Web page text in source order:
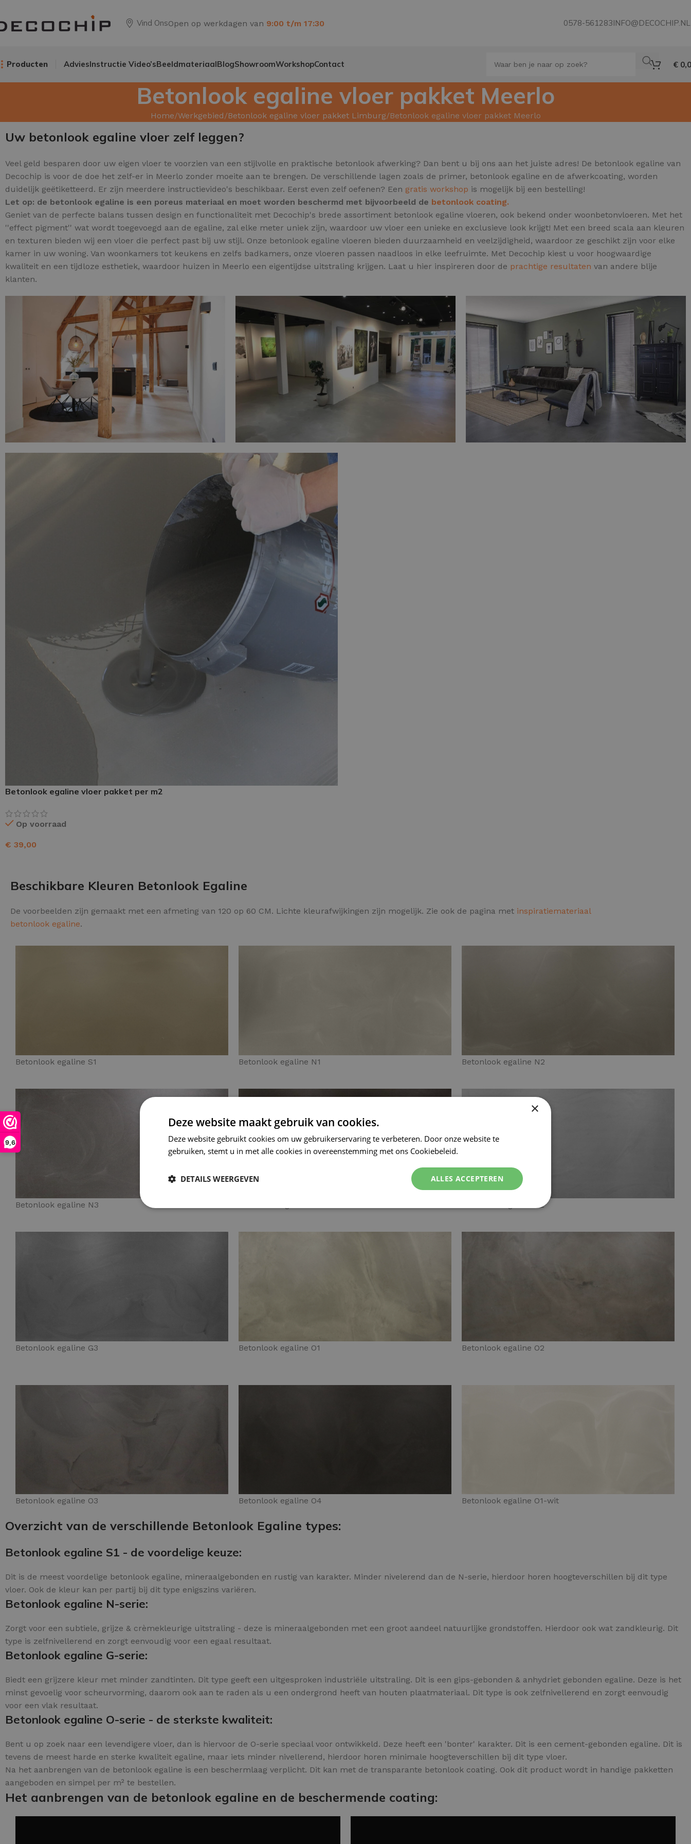
9,6
Vind OnsOpen op werkdagen van 9:00 t/m 17:30 0578-561283INFO@DECOCHIP.NL
Producten
Impregneer snel
Tegelprimer
Schraaplaag PU
EPOXY GIETVLOER
Gietvloer bedrijfsruimte
Gietvloer garage
Toplaag transparant
Toplaag anti-slip
Budget toplaag
Toplaag in kleur
AdviesInstructie Video’sBeeldmateriaalBlogShowroomWorkshopContact €
Betonlook egaline vloer pakket Meerlo
Home Werkgebied Betonlook egaline vloer pakket Limburg Betonlook egaline vloer pakket Meerlo
Uw betonlook egaline vloer zelf leggen?
Veel geld besparen door uw eigen vloer te voorzien van een stijlvolle en praktische betonlook afwerking? Dan bent u bij ons aan het juiste adres! De betonlook egaline van
Decochip is voor de doe het zelf-er in Meerlo zonder moeite aan te brengen. De verschillende lagen zoals de primer, betonlook egaline en de afwerkcoating, worden
duidelijk geëtiketteerd. Er zijn meerdere instructievideo's beschikbaar. Eerst even zelf oefenen? Een gratis workshop is mogelijk bij een bestelling!
Let op: de betonlook egaline is een poreus materiaal en moet worden beschermd met bijvoorbeeld de betonlook coating.
Geniet van de perfecte balans tussen design en functionaliteit met Decochip's brede assortiment betonlook egaline vloeren, ook bekend onder woonbetonvloeren. Met het
''effect pigment'' wat wordt toegevoegd aan de egaline, zal elke meter uniek zijn, waardoor uw vloer een unieke en exclusieve look krijgt! Met een breed scala aan kleuren
en texturen bieden wij een vloer die perfect past bij uw stijl. Onze betonlook egaline vloeren bieden duurzaamheid en veelzijdigheid, waardoor ze geschikt zijn voor elke
kamer in uw woning. Van woonkamers tot keukens en zelfs badkamers, onze vloeren passen naadloos in elke leefruimte. Met Decochip kiest u voor hoogwaardige
kwaliteit en een tijdloze esthetiek, waardoor huizen in Meerlo een eigentijdse uitstraling krijgen. Laat u hier inspireren door de prachtige resultaten van andere blije
klanten.
Betonlook egaline vloer pakket per m2
Op voorraad
€ 39,00
Beschikbare Kleuren Betonlook Egaline
De voorbeelden zijn gemaakt met een afmeting van 120 op 60 CM. Lichte kleurafwijkingen zijn mogelijk. Zie ook de pagina met inspiratiemateriaal
betonlook egaline.
Betonlook egaline S1 Betonlook egaline N1 Betonlook egaline N2
Betonlook egaline N3 Betonlook egaline G2
Betonlook egaline G3 Betonlook egaline O1 Betonlook egaline O2
Betonlook egaline O3 Betonlook egaline O4 Betonlook egaline O1-wit
Overzicht van de verschillende Betonlook Egaline types:
Betonlook egaline S1 - de voordelige keuze:
Dit is de meest voordelige betonlook egaline, mineraalgebonden en rustig van karakter. Minder nivelerend dan de N-serie, hierdoor horen hoogteverschillen bij dit type
vloer. Ook de kleur kan per partij bij dit type enigszins variëren.
Betonlook egaline N-serie:
Zorgt voor een subtiele, grijze & crèmekleurige uitstraling - deze is mineraalgebonden met een groot aandeel natuurlijke grondstoffen. Hierdoor ook wat zandkleurig. Dit
type is zelfnivellerend en zorgt eenvoudig voor een egaal resultaat.
Betonlook egaline G-serie:
Biedt een grijzere kleur met minder zandtinten. Dit type geeft een uitgesproken industriële uitstraling. Dit is een gips-gebonden & anhydriet gebonden egaline. Deze is het
minst gevoelig voor scheurvorming, daarom ook aan te raden als u een ondergrond heeft van houten plaatmateriaal. Dit type is ook zelfnivellerend en zorgt eenvoudig
voor een vlak resultaat.
Betonlook egaline O-serie - de sterkste kwaliteit:
Bent u op zoek naar een levendigere vloer, dan is hiervoor de O-serie speciaal voor ontwikkeld. Deze heeft een 'bonter' karakter. Dit is een cement-gebonden egaline. Dit is
tevens de meest harde en sterke kwaliteit egaline, maar iets minder nivellerend, hierdoor horen minimale hoogteverschillen bij dit type vloer.
Na het aanbrengen van de betonlook egaline is een beschermlaag verplicht. Dit kan met de transparante betonlook coating. Ook dit product wordt in handige pakketten
aangeboden en simpel per m² te bestellen.
Het aanbrengen van de betonlook egaline en de beschermende coating:
×
Deze website maakt gebruik van cookies.
Deze website gebruikt cookies om uw gebruikerservaring te verbeteren. Door onze website te
gebruiken, stemt u in met alle cookies in overeenstemming met ons Cookiebeleid.
ALLES ACCEPTEREN
DETAILS WEERGEVEN